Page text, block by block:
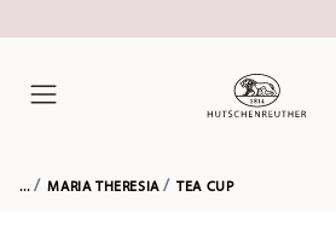
... MARIA THERESIA TEA CUP